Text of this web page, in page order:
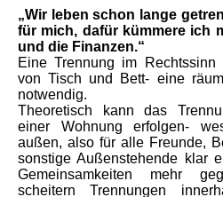
„Wir leben schon lange
für mich, dafür kümmere ich
und die Finanzen.“
Eine Trennung im Rechtssinn
von Tisch und Bett- eine
notwendig.
Theoretisch kann das
einer Wohnung erfolgen-
außen, also für alle Freunde,
sonstige Außenstehende klar
Gemeinsamkeiten mehr
scheitern Trennungen